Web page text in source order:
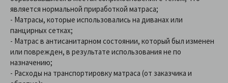
является нормальной приработкой матраса;
- Матрасы, которые использовались на диванах или
панцирных сетках;
- Матрас в антисанитарном состоянии, который был изменен
или поврежден, в результате использования не по
назначению;
- Расходы на транспортировку матраса (от заказчика и